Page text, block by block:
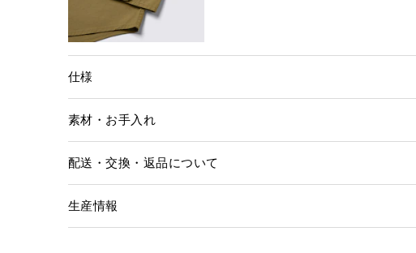
仕様
素材・お手入れ
配送・交換・返品について
生産情報